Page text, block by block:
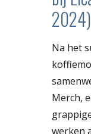
2024)
Na het
Merch,
werken